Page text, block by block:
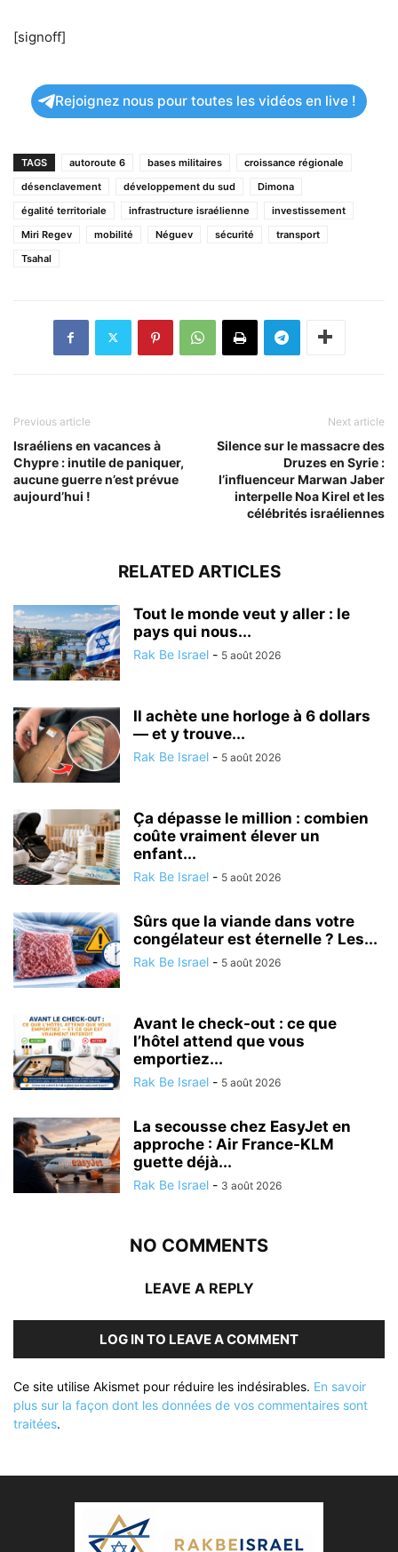
[signoff]
Rejoignez nous pour toutes les vidéos en live !
TAGS autoroute 6 bases militaires
croissance régionale
désenclavement
développement du sud
Dimona
égalité territoriale
infrastructure israélienne
investissement
Miri Regev
mobilité Néguev sécurité
transport
Tsahal
Previous article
Israéliens en vacances à
Chypre : inutile de paniquer,
aucune guerre n’est prévue
aujourd’hui !
Next article
Silence sur le massacre des
Druzes en Syrie :
l’influenceur Marwan Jaber
interpelle Noa Kirel et les
célébrités israéliennes
RELATED ARTICLES
Tout le monde veut y aller : le
pays qui nous...
Rak Be Israel - 5 août 2026
Il achète une horloge à 6 dollars
— et y trouve...
Rak Be Israel - 5 août 2026
Ça dépasse le million : combien
coûte vraiment élever un
enfant...
Rak Be Israel - 5 août 2026
Sûrs que la viande dans votre
congélateur est éternelle ? Les...
Rak Be Israel - 5 août 2026
Avant le check-out : ce que
l’hôtel attend que vous
emportiez...
Rak Be Israel - 5 août 2026
La secousse chez EasyJet en
approche : Air France-KLM
guette déjà...
Rak Be Israel - 3 août 2026
NO COMMENTS
LEAVE A REPLY
LOG IN TO LEAVE A COMMENT
Ce site utilise Akismet pour réduire les indésirables. En savoir
plus sur la façon dont les données de vos commentaires sont
traitées.